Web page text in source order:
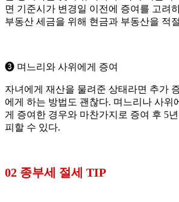
면 기준시가 변경일 이전에 증여를 고려
부동산 세금을 위해 현금과 부동산을 적
➌ 며느리와 사위에게 증여
자녀에게 재산을 물려준 상태라면 추가
에게 하는 방법도 괜찮다. 며느리나 사위
게 증여한 경우와 마찬가지로 증여 후 5
피할 수 있다.
02 종부세 절세 TIP